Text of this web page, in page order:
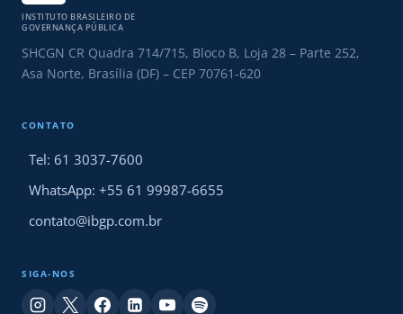
INSTITUTO BRASILEIRO DE
GOVERNANÇA PÚBLICA
SHCGN CR Quadra 714/715, Bloco B, Loja 28 – Parte 252,
Asa Norte, Brasília (DF) – CEP 70761-620
CONTATO
Tel: 61 3037-7600
WhatsApp: +55 61 99987-6655
contato@ibgp.com.br
SIGA-NOS